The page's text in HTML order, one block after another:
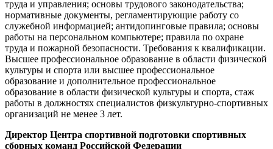
труда и управления; основы трудового законодательства;
нормативные документы, регламентирующие работу со
служебной информацией; антидопинговые правила; основы
работы на персональном компьютере; правила по охране
труда и пожарной безопасности. Требования к квалификации.
Высшее профессиональное образование в области физической
культуры и спорта или высшее профессиональное
образование и дополнительное профессиональное
образование в области физической культуры и спорта, стаж
работы в должностях специалистов физкультурно-спортивных
организаций не менее 3 лет.
Директор Центра спортивной подготовки спортивных
сборных команд Российской Федерации